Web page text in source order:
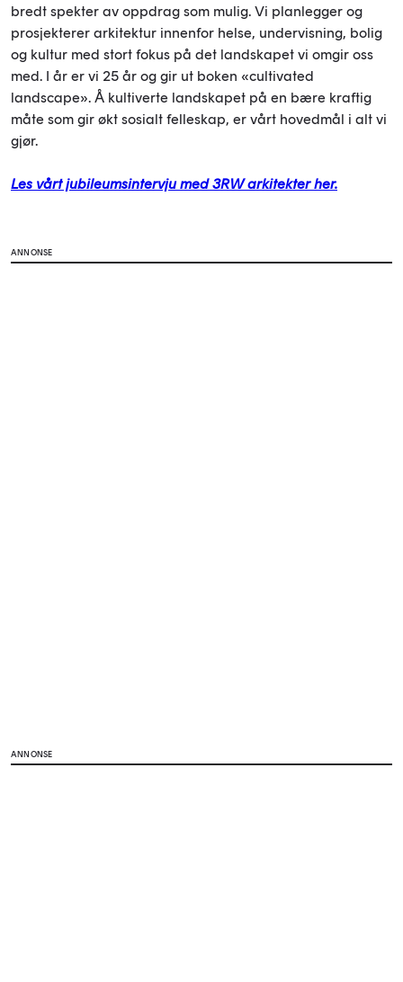
bredt spekter av oppdrag som mulig. Vi planlegger og
prosjekterer arkitektur innenfor helse, undervisning, bolig
og kultur med stort fokus på det landskapet vi omgir oss
med. I år er vi 25 år og gir ut boken «cultivated
landscape». Å kultiverte landskapet på en bære kraftig
måte som gir økt sosialt felleskap, er vårt hovedmål i alt vi
gjør.
Les vårt jubileumsintervju med 3RW arkitekter her.
ANNONSE
ANNONSE